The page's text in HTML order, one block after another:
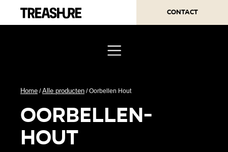
Contact
Home /Alle producten / Oorbellen Hout
oorbellen-
hout